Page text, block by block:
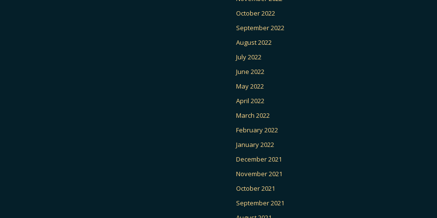
October 2022
September 2022
August 2022
July 2022
June 2022
May 2022
April 2022
March 2022
February 2022
January 2022
December 2021
November 2021
October 2021
September 2021